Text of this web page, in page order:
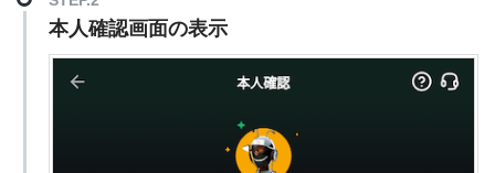
本人確認画面の表示